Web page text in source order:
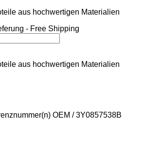
aus hochwertigen Materialien
- Free Shipping
aus hochwertigen Materialien
OEM /3Y0857538B